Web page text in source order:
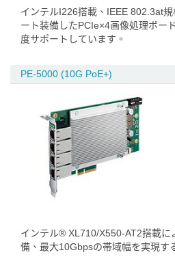
インテルI226搭載、IEEE 802.3at
ート装備したPCIe×4画像処理ボ
度サポートしています。
PE-5000 (10G PoE+)
インテル® XL710/X550-AT2搭載に
備、最大10Gbpsの帯域幅を実現す